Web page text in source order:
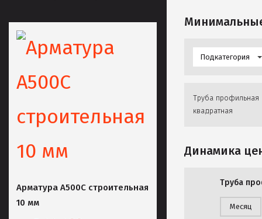
Подкатегория
Труба профильная
квадратная
Динамика
Труба
Месяц
Арматура А500С строительная
10 мм